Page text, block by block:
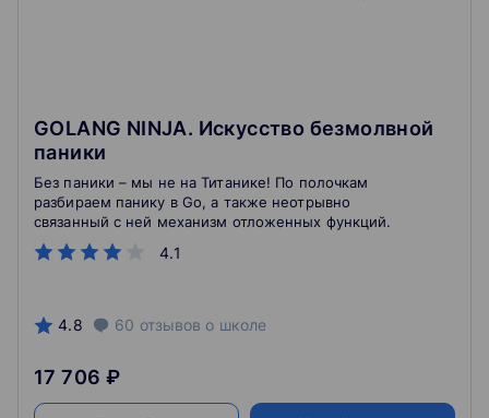
GOLANG NINJA. Искусство безмолвной
паники
4.1
Без паники – мы не на Титанике! По полочкам
разбираем панику в Go, а также неотрывно
связанный с ней механизм отложенных функций.
4.8 60 отзывов о школе
17 706 ₽